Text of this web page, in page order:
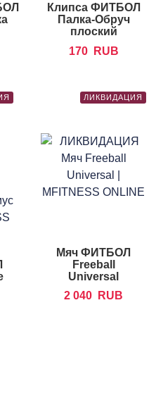
Клипса ФИТБОЛ
Палка-Обруч
плоский
170
RUB
ЛИКВИДАЦИЯ
Мяч ФИТБОЛ
Freeball
Universal
2 040
RUB